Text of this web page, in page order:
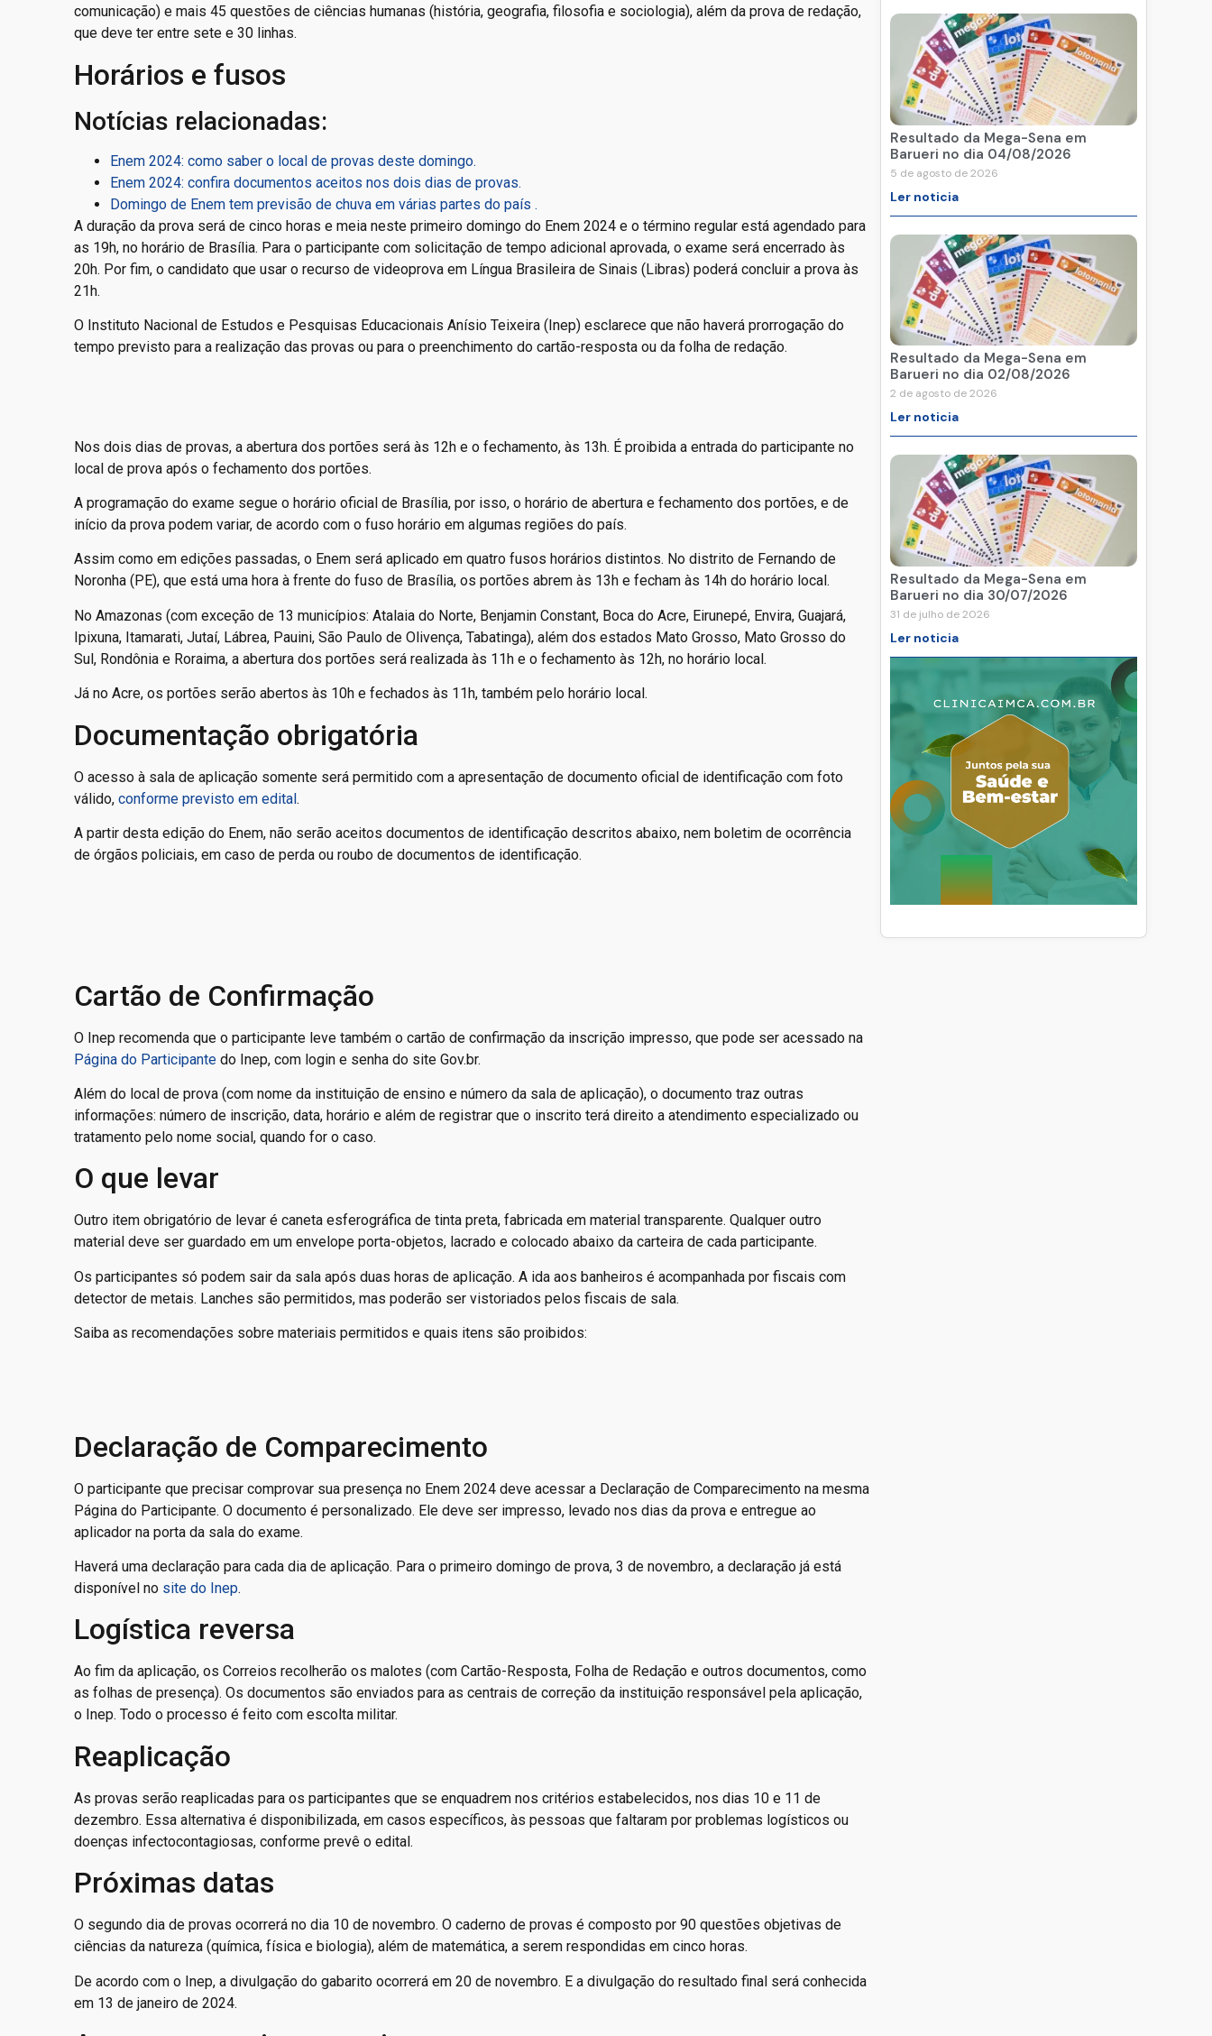
comunicação) e mais 45 questões de ciências humanas (história, geografia, filosofia e sociologia), além da prova de redação,
que deve ter entre sete e 30 linhas.
Horários e fusos
Notícias relacionadas:
Enem 2024: como saber o local de provas deste domingo.
Enem 2024: confira documentos aceitos nos dois dias de provas.
Domingo de Enem tem previsão de chuva em várias partes do país .
A duração da prova será de cinco horas e meia neste primeiro domingo do Enem 2024 e o término regular está agendado para
as 19h, no horário de Brasília. Para o participante com solicitação de tempo adicional aprovada, o exame será encerrado às
20h. Por fim, o candidato que usar o recurso de videoprova em Língua Brasileira de Sinais (Libras) poderá concluir a prova às
21h.
O Instituto Nacional de Estudos e Pesquisas Educacionais Anísio Teixeira (Inep) esclarece que não haverá prorrogação do
tempo previsto para a realização das provas ou para o preenchimento do cartão-resposta ou da folha de redação.
Nos dois dias de provas, a abertura dos portões será às 12h e o fechamento, às 13h. É proibida a entrada do participante no
local de prova após o fechamento dos portões.
A programação do exame segue o horário oficial de Brasília, por isso, o horário de abertura e fechamento dos portões, e de
início da prova podem variar, de acordo com o fuso horário em algumas regiões do país.
Assim como em edições passadas, o Enem será aplicado em quatro fusos horários distintos. No distrito de Fernando de
Noronha (PE), que está uma hora à frente do fuso de Brasília, os portões abrem às 13h e fecham às 14h do horário local.
No Amazonas (com exceção de 13 municípios: Atalaia do Norte, Benjamin Constant, Boca do Acre, Eirunepé, Envira, Guajará,
Ipixuna, Itamarati, Jutaí, Lábrea, Pauini, São Paulo de Olivença, Tabatinga), além dos estados Mato Grosso, Mato Grosso do
Sul, Rondônia e Roraima, a abertura dos portões será realizada às 11h e o fechamento às 12h, no horário local.
Já no Acre, os portões serão abertos às 10h e fechados às 11h, também pelo horário local.
Documentação obrigatória
O acesso à sala de aplicação somente será permitido com a apresentação de documento oficial de identificação com foto
válido, conforme previsto em edital.
A partir desta edição do Enem, não serão aceitos documentos de identificação descritos abaixo, nem boletim de ocorrência
de órgãos policiais, em caso de perda ou roubo de documentos de identificação.
Cartão de Confirmação
O Inep recomenda que o participante leve também o cartão de confirmação da inscrição impresso, que pode ser acessado na
Página do Participante do Inep, com login e senha do site Gov.br.
Além do local de prova (com nome da instituição de ensino e número da sala de aplicação), o documento traz outras
informações: número de inscrição, data, horário e além de registrar que o inscrito terá direito a atendimento especializado ou
tratamento pelo nome social, quando for o caso.
O que levar
Outro item obrigatório de levar é caneta esferográfica de tinta preta, fabricada em material transparente. Qualquer outro
material deve ser guardado em um envelope porta-objetos, lacrado e colocado abaixo da carteira de cada participante.
Os participantes só podem sair da sala após duas horas de aplicação. A ida aos banheiros é acompanhada por fiscais com
detector de metais. Lanches são permitidos, mas poderão ser vistoriados pelos fiscais de sala.
Saiba as recomendações sobre materiais permitidos e quais itens são proibidos:
Declaração de Comparecimento
O participante que precisar comprovar sua presença no Enem 2024 deve acessar a Declaração de Comparecimento na mesma
Página do Participante. O documento é personalizado. Ele deve ser impresso, levado nos dias da prova e entregue ao
aplicador na porta da sala do exame.
Haverá uma declaração para cada dia de aplicação. Para o primeiro domingo de prova, 3 de novembro, a declaração já está
disponível no site do Inep.
Logística reversa
Ao fim da aplicação, os Correios recolherão os malotes (com Cartão-Resposta, Folha de Redação e outros documentos, como
as folhas de presença). Os documentos são enviados para as centrais de correção da instituição responsável pela aplicação,
o Inep. Todo o processo é feito com escolta militar.
Reaplicação
As provas serão reaplicadas para os participantes que se enquadrem nos critérios estabelecidos, nos dias 10 e 11 de
dezembro. Essa alternativa é disponibilizada, em casos específicos, às pessoas que faltaram por problemas logísticos ou
doenças infectocontagiosas, conforme prevê o edital.
Próximas datas
O segundo dia de provas ocorrerá no dia 10 de novembro. O caderno de provas é composto por 90 questões objetivas de
ciências da natureza (química, física e biologia), além de matemática, a serem respondidas em cinco horas.
De acordo com o Inep, a divulgação do gabarito ocorrerá em 20 de novembro. E a divulgação do resultado final será conhecida
em 13 de janeiro de 2024.
Resultado da Mega-Sena em
Barueri no dia 04/08/2026
5 de agosto de 2026
Ler noticia
Resultado da Mega-Sena em
Barueri no dia 02/08/2026
2 de agosto de 2026
Ler noticia
Resultado da Mega-Sena em
Barueri no dia 30/07/2026
31 de julho de 2026
Ler noticia